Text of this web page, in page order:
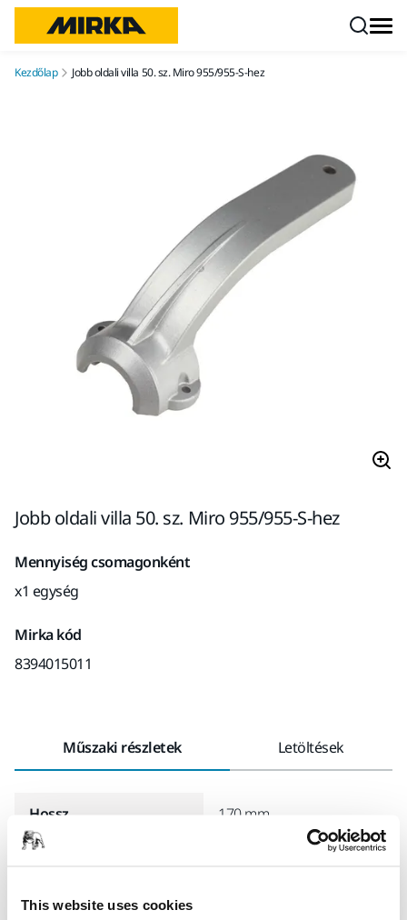
This website uses cookies
Kezdőlap Jobb oldali villa 50. sz. Miro 955/955-S-hez
Jobb oldali villa 50. sz. Miro 955/955-S-hez
Mennyiség csomagonként
x1 egység
Mirka kód
8394015011
Műszaki részletek Letöltések
Hossz 170 mm